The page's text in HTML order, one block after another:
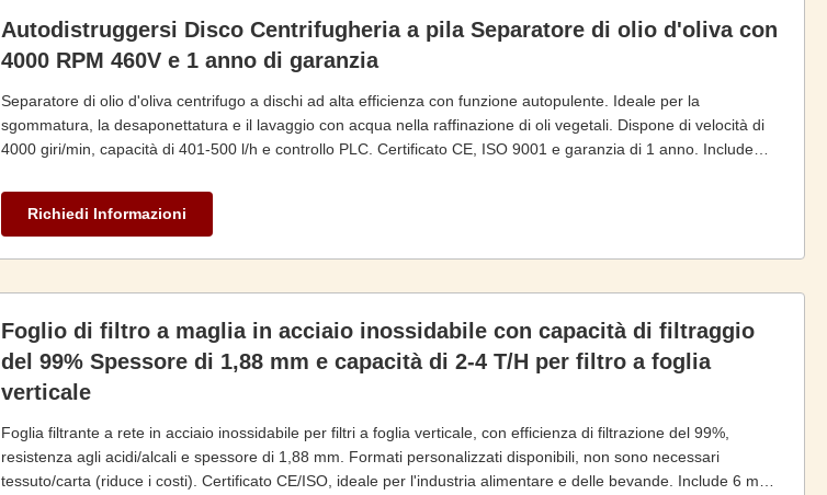
Autodistruggersi Disco Centrifugheria a pila Separatore di olio d'oliva con
4000 RPM 460V e 1 anno di garanzia
Separatore di olio d'oliva centrifugo a dischi ad alta efficienza con funzione autopulente. Ideale per la
sgommatura, la desaponettatura e il lavaggio con acqua nella raffinazione di oli vegetali. Dispone di velocità di
4000 giri/min, capacità di 401-500 l/h e controllo PLC. Certificato CE, ISO 9001 e garanzia di 1 anno. Include
Richiedi Informazioni
Foglio di filtro a maglia in acciaio inossidabile con capacità di filtraggio
del 99% Spessore di 1,88 mm e capacità di 2-4 T/H per filtro a foglia
verticale
Foglia filtrante a rete in acciaio inossidabile per filtri a foglia verticale, con efficienza di filtrazione del 99%,
resistenza agli acidi/alcali e spessore di 1,88 mm. Formati personalizzati disponibili, non sono necessari
tessuto/carta (riduce i costi). Certificato CE/ISO, ideale per l'industria alimentare e delle bevande. Include 6 mesi